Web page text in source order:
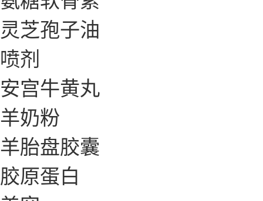
灵芝孢子油
喷剂
安宫牛黄丸
羊奶粉
羊胎盘胶囊
胶原蛋白